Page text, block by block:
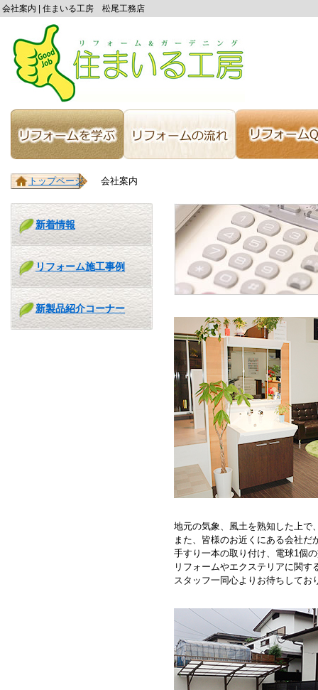
会社案内 | 住まいる工房 松尾工務店
トップページ 会社案内
新着情報
リフォーム施工事例
新製品紹介コーナー
地元の気象、風土を熟知した上で
また、皆様のお近くにある会社
手すり一本の取り付け、電球1個
リフォームやエクステリアに関
スタッフ一同心よりお待ちしてお